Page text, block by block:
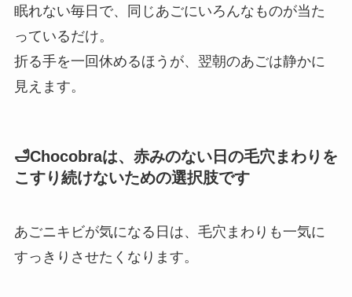
眠れない毎日で、同じあごにいろんなものが当た
っているだけ。
折る手を一回休めるほうが、翌朝のあごは静かに
見えます。
🛁Chocobraは、赤みのない日の毛穴まわりを
こすり続けないための選択肢です
あごニキビが気になる日は、毛穴まわりも一気に
すっきりさせたくなります。